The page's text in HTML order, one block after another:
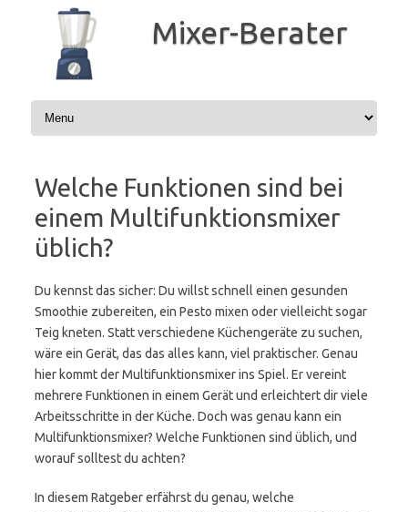
springen
Mixer-Berater
Welche Funktionen sind bei
einem Multifunktionsmixer
üblich?
Du kennst das sicher: Du willst schnell einen gesunden
Smoothie zubereiten, ein Pesto mixen oder vielleicht sogar
Teig kneten. Statt verschiedene Küchengeräte zu suchen,
wäre ein Gerät, das das alles kann, viel praktischer. Genau
hier kommt der Multifunktionsmixer ins Spiel. Er vereint
mehrere Funktionen in einem Gerät und erleichtert dir viele
Arbeitsschritte in der Küche. Doch was genau kann ein
Multifunktionsmixer? Welche Funktionen sind üblich, und
worauf solltest du achten?
In diesem Ratgeber erfährst du genau, welche